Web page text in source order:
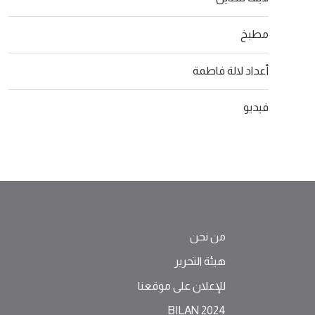
مطبخ
أعداد لالة فاطمة
فيديو
من نحن
هيئة التحرير
للإعلان على موقعنا
BILAN 2024